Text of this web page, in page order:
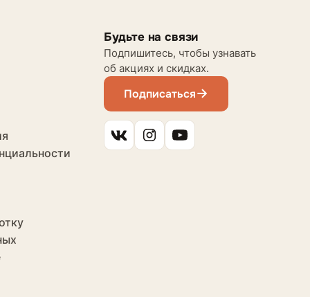
Будьте на связи
Подпишитесь, чтобы узнавать
об акциях и скидках.
Подписаться